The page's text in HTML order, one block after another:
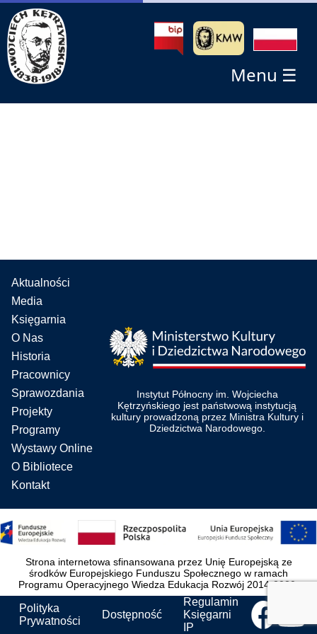
Menu ☰
Aktualności
Media
Księgarnia
O Nas
Historia
Pracownicy
Sprawozdania
Projekty
Programy
Wystawy Online
O Bibliotece
Kontakt
Instytut Północny im. Wojciecha
Kętrzyńskiego jest państwową instytucją
kultury prowadzoną przez Ministra Kultury i
Dziedzictwa Narodowego.
Strona internetowa sfinansowana przez Unię Europejską ze
środków Europejskiego Funduszu Społecznego w ramach
Programu Operacyjnego Wiedza Edukacja Rozwój 2014-2020.
Polityka
Prywatności
Dostępność
Regulamin
Księgarni
IP